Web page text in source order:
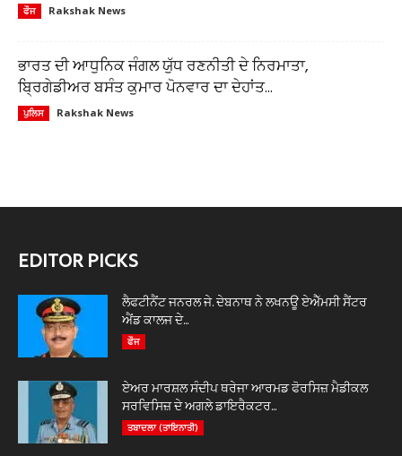
ਫੌਜ Rakshak News
ਭਾਰਤ ਦੀ ਆਧੁਨਿਕ ਜੰਗਲ ਯੁੱਧ ਰਣਨੀਤੀ ਦੇ ਨਿਰਮਾਤਾ,
ਬ੍ਰਿਗੇਡੀਅਰ ਬਸੰਤ ਕੁਮਾਰ ਪੋਨਵਾਰ ਦਾ ਦੇਹਾਂਤ...
ਪੁਲਿਸ Rakshak News
EDITOR PICKS
ਲੈਫਟੀਨੈਂਟ ਜਨਰਲ ਜੇ. ਦੇਬਨਾਥ ਨੇ ਲਖਨਊ ਏਐੱਮਸੀ ਸੈਂਟਰ
ਐਂਡ ਕਾਲਜ ਦੇ...
ਫੌਜ
ਏਅਰ ਮਾਰਸ਼ਲ ਸੰਦੀਪ ਥਰੇਜਾ ਆਰਮਡ ਫੋਰਸਿਜ਼ ਮੈਡੀਕਲ
ਸਰਵਿਸਿਜ਼ ਦੇ ਅਗਲੇ ਡਾਇਰੈਕਟਰ...
ਤਬਾਦਲਾ (ਤਾਇਨਾਤੀ)